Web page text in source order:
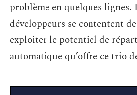
problème en quelques lignes.
développeurs se contentent
exploiter le potentiel de
automatique qu’offre ce trio